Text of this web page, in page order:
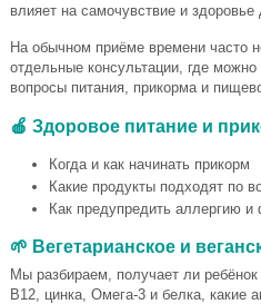
влияет на самочувствие и здоровье
На обычном приёме времени часто
отдельные консультации, где
вопросы питания, прикорма и
🍎 Здоровое питание и
Когда и как начинать прикорм
Какие продукты подходят по
Как предупредить аллергию
🌱 Вегетарианское и
Мы разбираем, получает ли
B12, цинка, Омега-3 и белка, какие